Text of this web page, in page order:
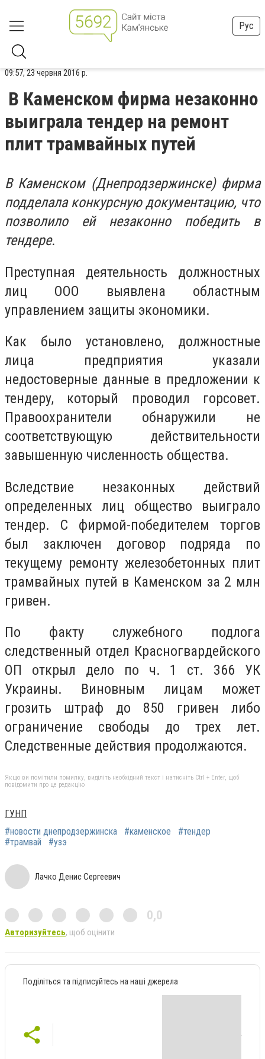
Рус
09:57, 23 червня 2016 р.
В Каменском фирма незаконно
выиграла тендер на ремонт
плит трамвайных путей
В Каменском (Днепродзержинске) фирма
подделала конкурсную документацию, что
позволило ей незаконно победить в
тендере.
Преступная деятельность должностных
лиц ООО выявлена областным
управлением защиты экономики.
Как было установлено, должностные
лица предприятия указали
недостоверные данные в предложении к
тендеру, который проводил горсовет.
Правоохранители обнаружили не
соответствующую действительности
завышенную численность общества.
Вследствие незаконных действий
определенных лиц общество выиграло
тендер. С фирмой-победителем торгов
был заключен договор подряда по
текущему ремонту железобетонных плит
трамвайных путей в Каменском за 2 млн
гривен.
По факту служебного подлога
следственный отдел Красногвардейского
ОП открыл дело по ч. 1 ст. 366 УК
Украины. Виновным лицам может
грозить штраф до 850 гривен либо
ограничение свободы до трех лет.
Следственные действия продолжаются.
Якщо ви помітили помилку, виділіть необхідний текст і натисніть Ctrl + Enter, щоб
повідомити про це редакцію
ГУНП
#новости днепродзержинска
#каменское
#тендер
#трамвай
#узэ
Лачко Денис Сергеевич
0,0
Авторизуйтесь, щоб оцінити
Поділіться та підписуйтесь на наші джерела